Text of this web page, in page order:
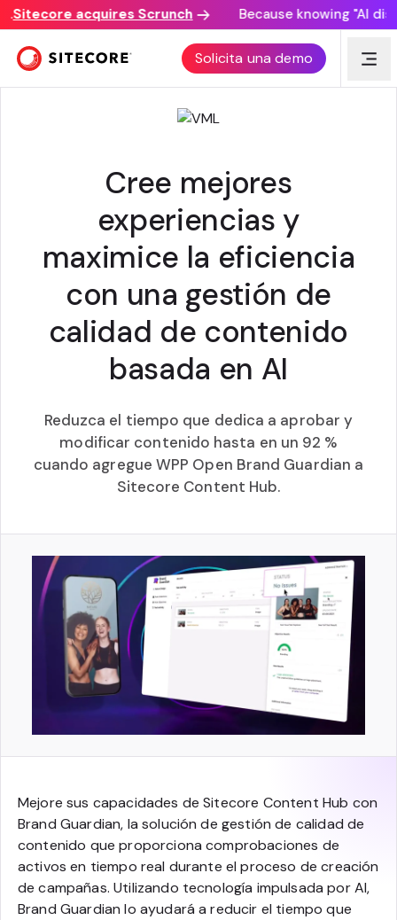
acquires Scrunch Because knowing "AI
Solicita una demo
GUARDIÁN DE LA MARCA
Cree mejores
experiencias y
maximice la eficiencia
con una gestión de
calidad de contenido
basada en AI
Reduzca el tiempo que dedica a aprobar y
modificar contenido hasta en un 92 %
cuando agregue WPP Open Brand Guardian a
Sitecore Content Hub.
Mejore sus capacidades de Sitecore Content Hub con
Brand Guardian, la solución de gestión de calidad de
contenido que proporciona comprobaciones de
activos en tiempo real durante el proceso de creación
de campañas. Utilizando tecnología impulsada por AI,
Brand Guardian lo ayudará a reducir el tiempo que